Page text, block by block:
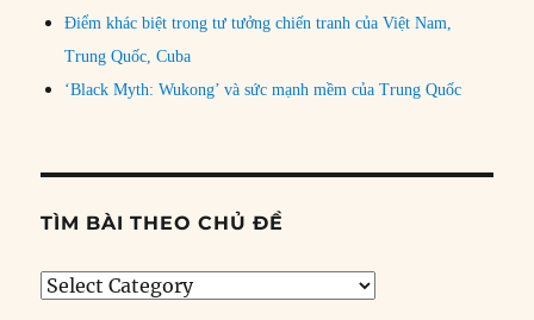
Điểm khác biệt trong tư tưởng chiến tranh của Việt Nam,
Trung Quốc, Cuba
‘Black Myth: Wukong’ và sức mạnh mềm của Trung Quốc
TÌM BÀI THEO CHỦ ĐỀ
Tìm